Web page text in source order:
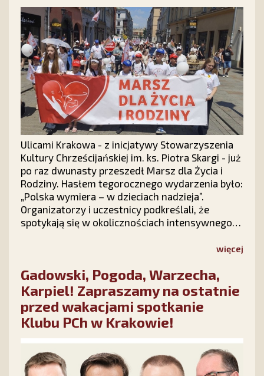
Ulicami Krakowa - z inicjatywy Stowarzyszenia
Kultury Chrześcijańskiej im. ks. Piotra Skargi - już
po raz dwunasty przeszedł Marsz dla Życia i
Rodziny. Hasłem tegorocznego wydarzenia było:
„Polska wymiera – w dzieciach nadzieja”.
Organizatorzy i uczestnicy podkreślali, że
spotykają się w okolicznościach intensywnego
pokona wszelkie przeciwności.
więcej
Gadowski, Pogoda, Warzecha,
Karpiel! Zapraszamy na ostatnie
przed wakacjami spotkanie
Klubu PCh w Krakowie!